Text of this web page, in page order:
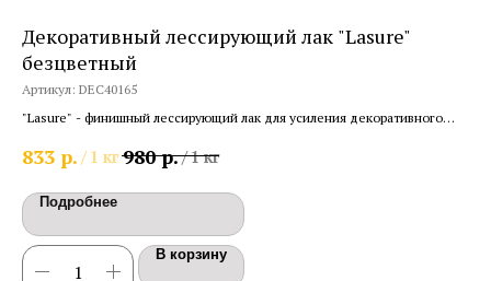
Декоративный лессирующий лак "Lasure"
безцветный
Артикул: DEC40165
"Lasure" - финишный лессирующий лак для усиления декоративного
833 р. / 1 кг980 р./1 кг
Подробнее
В корзину